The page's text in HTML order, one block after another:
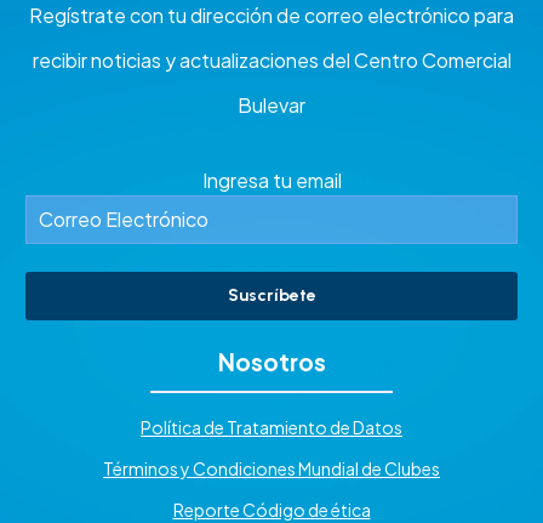
Regístrate con tu dirección de correo electrónico para
recibir noticias y actualizaciones del Centro Comercial
Bulevar
Ingresa tu email
Suscríbete
Nosotros
Política de Tratamiento de Datos
Términos y Condiciones Mundial de Clubes
Reporte Código de ética